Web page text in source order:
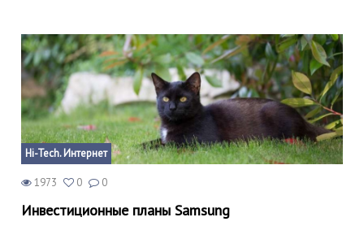
Hi-Tech. Интернет
1973 0 0
Инвестиционные планы Samsung